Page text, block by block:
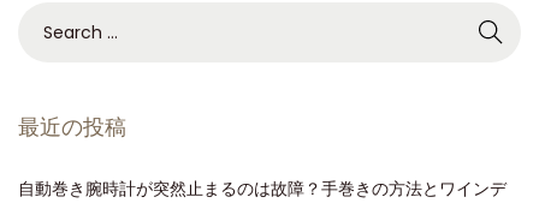
最近の投稿
自動巻き腕時計が突然止まるのは故障？手巻きの方法とワインデ